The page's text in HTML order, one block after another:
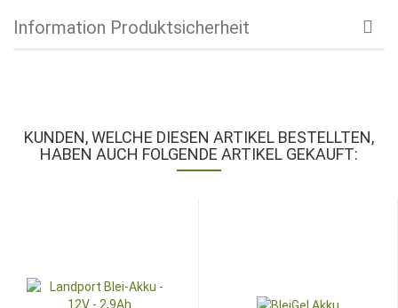
Information Produktsicherheit
KUNDEN, WELCHE DIESEN ARTIKEL BESTELLTEN,
HABEN AUCH FOLGENDE ARTIKEL GEKAUFT: